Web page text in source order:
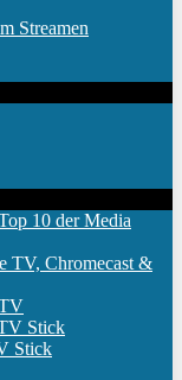
Streamen
10 der Media
TV, Chromecast &
Stick
Stick